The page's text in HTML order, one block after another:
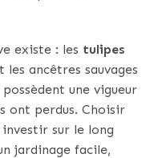
existe : les tulipes
les ancêtres sauvages
une vigueur
ont perdus. Choisir
investir sur le long
jardinage facile,